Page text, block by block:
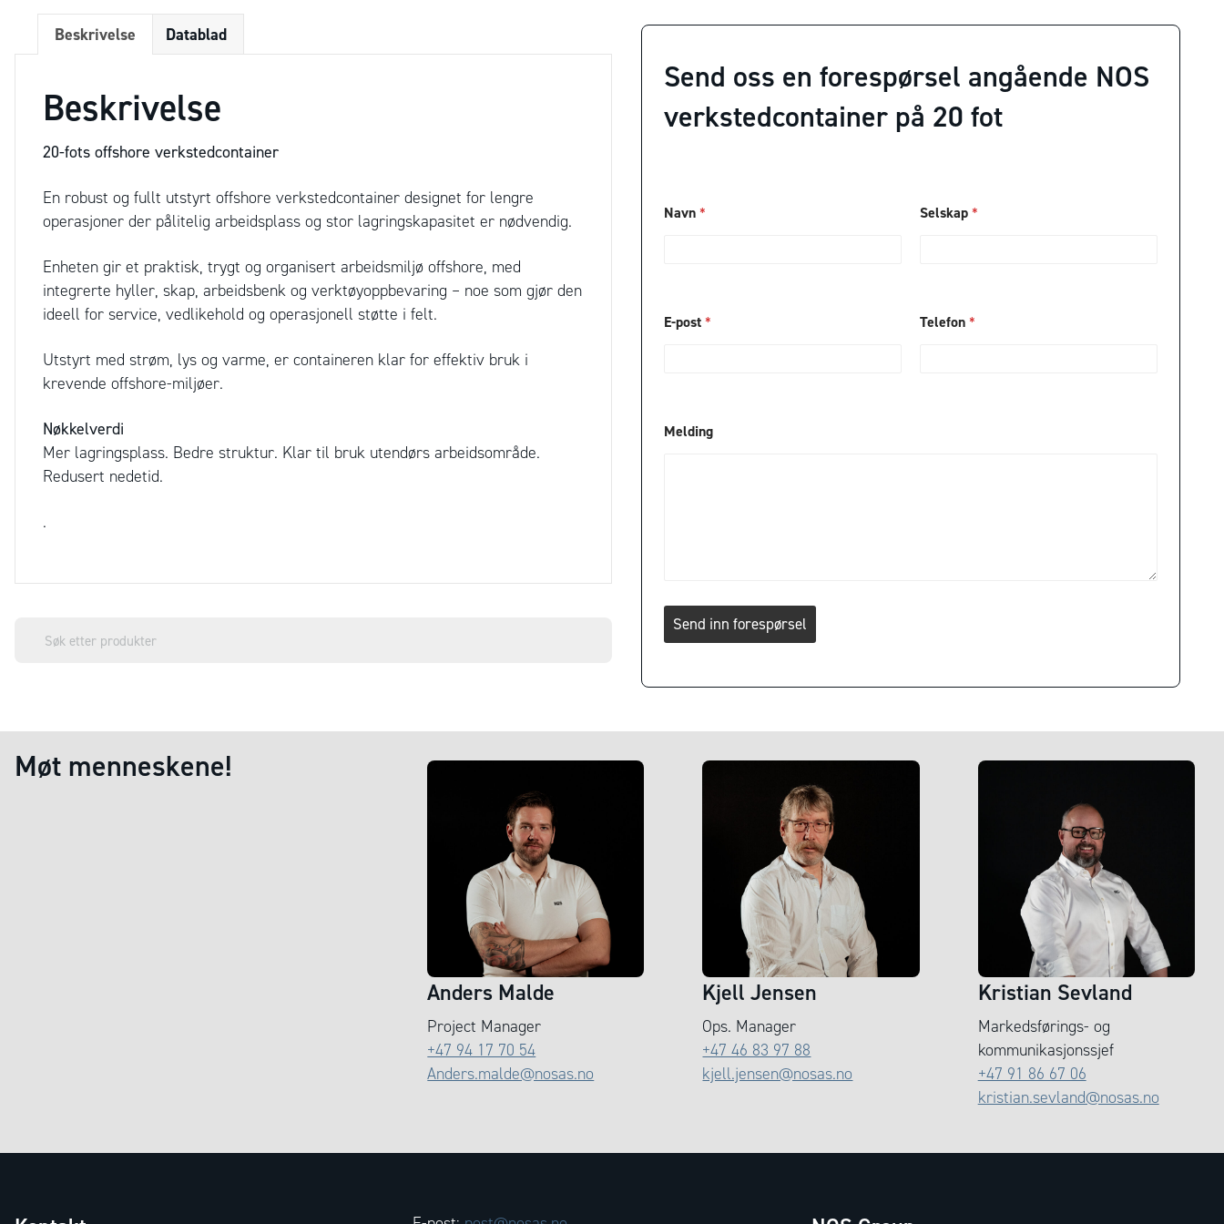
Beskrivelse Datablad
Beskrivelse
20-fots offshore verkstedcontainer
En robust og fullt utstyrt offshore verkstedcontainer designet for lengre
operasjoner der pålitelig arbeidsplass og stor lagringskapasitet er nødvendig.
Enheten gir et praktisk, trygt og organisert arbeidsmiljø offshore, med
integrerte hyller, skap, arbeidsbenk og verktøyoppbevaring – noe som gjør den
ideell for service, vedlikehold og operasjonell støtte i felt.
Utstyrt med strøm, lys og varme, er containeren klar for effektiv bruk i
krevende offshore-miljøer.
Nøkkelverdi
Mer lagringsplass. Bedre struktur. Klar til bruk utendørs arbeidsområde.
Redusert nedetid.
.
Send oss en forespørsel angående NOS
verkstedcontainer på 20 fot
*
a
f
o
Navn * Selskap *
E-post * Telefon *
Melding
Send inn forespørsel
Møt menneskene!
Anders Malde
Project Manager
+47 94 17 70 54
Anders.malde@nosas.no
Kjell Jensen
Ops. Manager
+47 46 83 97 88
kjell.jensen@nosas.no
Kristian Sevland
Markedsførings- og
kommunikasjonssjef
+47 91 86 67 06
kristian.sevland@nosas.no